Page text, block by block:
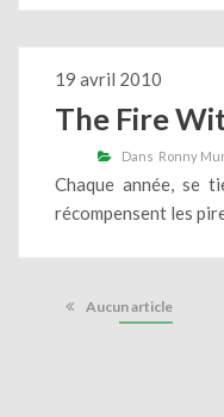
19 avril 2010
The Fire
Dans Ronny
Chaque année, se
récompensent les
Aucun article